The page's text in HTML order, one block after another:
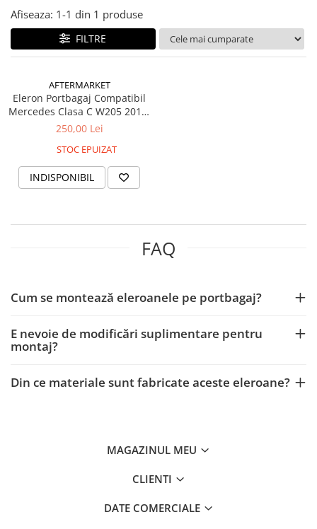
Seria X3 F25
Seria X3 G01 G02
Seria X5 E70 E71
Seria X5 G05
Seria X6 G06
GRILE COMPATIBILE MERCEDES
W176
A3 V8 2013
A4 B7 2005-2008
A4 B8
A4 B9 2016
Afiseaza: 1-1 din 1 produse
FILTRE
AFTERMARKET
Eleron Portbagaj Compatibil
Mercedes Clasa C W205 2015-
2021 Negru Lucios
250,00 Lei
STOC EPUIZAT
INDISPONIBIL
FAQ
Cum se montează eleroanele pe portbagaj?
E nevoie de modificări suplimentare pentru
montaj?
Din ce materiale sunt fabricate aceste eleroane?
MAGAZINUL MEU
CLIENTI
DATE COMERCIALE